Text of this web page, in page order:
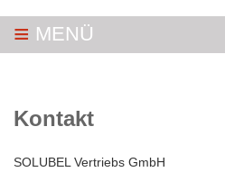
≡ MENÜ
Kontakt
SOLUBEL Vertriebs GmbH